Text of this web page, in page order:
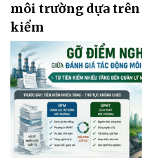
môi trường dựa trên
kiểm